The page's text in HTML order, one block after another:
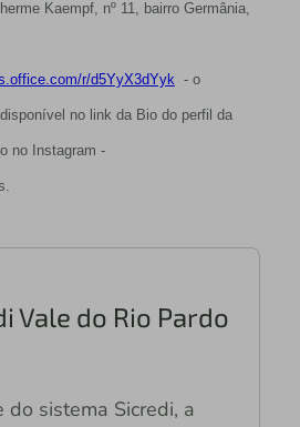
Kaempf, nº 11, bairro Germânia,
r/d5YyX3dYyk - o
no link da Bio do perfil da
no Instagram -
Vale do Rio Pardo
do sistema Sicredi, a